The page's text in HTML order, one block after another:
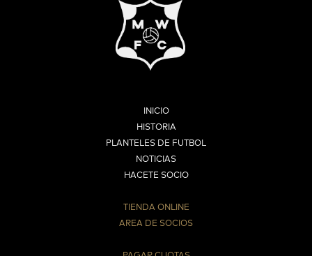
INICIO
HISTORIA
PLANTELES DE FUTBOL
NOTICIAS
HACETE SOCIO
TIENDA ONLINE
AREA DE SOCIOS